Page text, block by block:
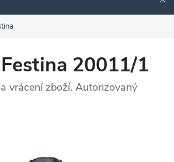
20011/1
vrácení zboží. Autorizovaný